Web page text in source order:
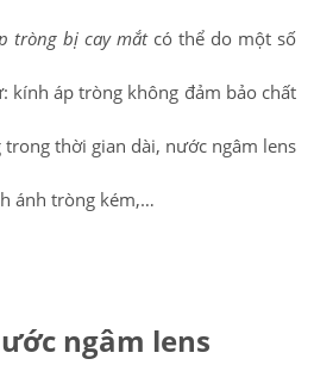
tròng bị cay mắtcó thể do một số
kính áp tròng không đảm bảo chất
thời gian dài, nước ngâm lens
ánh tròng kém,…
ngâm lens